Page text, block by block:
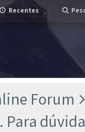
Recentes
Forum